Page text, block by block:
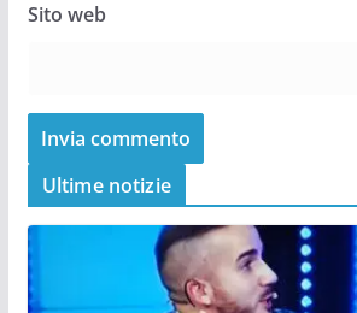
Sito web
Ultime notizie